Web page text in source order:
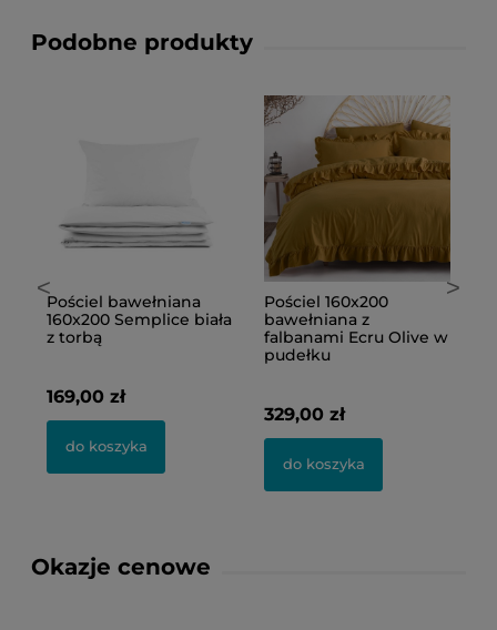
Podobne produkty
<Pościel bawełniana
160x200 Semplice biała
z torbą
169,00 zł
do koszyka
Pościel 160x200
bawełniana z
falbanami Ecru Olive w
pudełku
329,00 zł
do koszyka
>
Okazje cenowe